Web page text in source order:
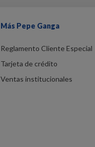
Más Pepe Ganga
Reglamento Cliente Especial
Tarjeta de crédito
Ventas institucionales